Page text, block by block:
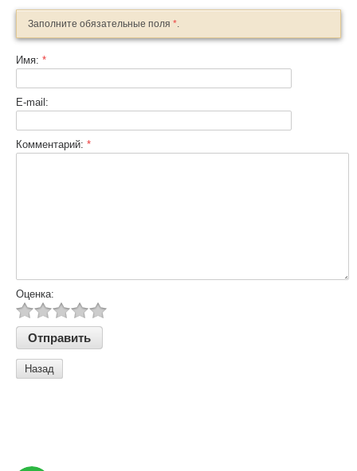
Заполните обязательные поля *
Имя: *
E-mail:
Комментарий: *
Оценка:
Назад